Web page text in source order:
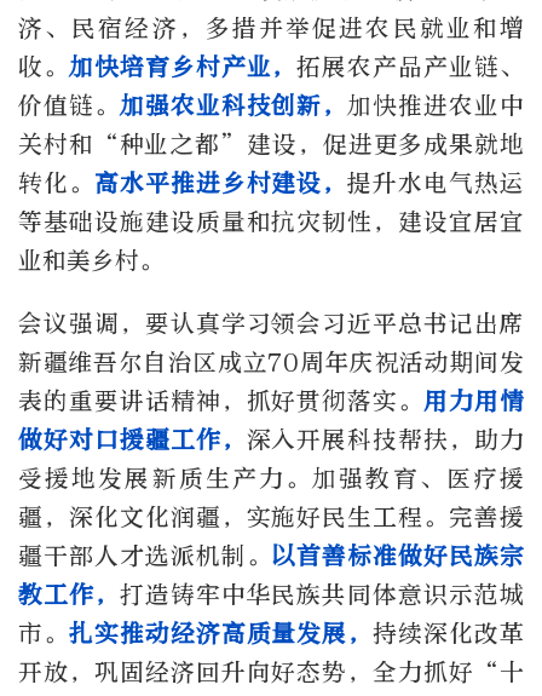
济、民宿经济，多措并举促进农民就业和增
收。 加快培育乡村产业，拓展农产品产业链、
价值链。 加强农业科技创新， 加快推进农业中
关村和“种业之都”建设，促进更多成果就地
转化。 高水平推进乡村建设，提升水电气热运
等基础设施建设质量和抗灾韧性，建设宜居宜
业和美乡村。
会议强调，要认真学习领会习近平总书记出席
新疆维吾尔自治区成立70周年庆祝活动期间发
表的重要讲话精神，抓好贯彻落实。 用力用情
做好对口援疆工作， 深入开展科技帮扶，助力
受援地发展新质生产力。加强教育、医疗援
疆，深化文化润疆，实施好民生工程。完善援
疆干部人才选派机制。 以首善标准做好民族宗
教工作， 打造铸牢中华民族共同体意识示范城
市。 扎实推动经济高质量发展，持续深化改革
开放，巩固经济回升向好态势，全力抓好“十